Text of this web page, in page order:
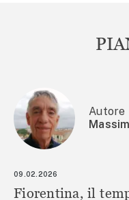
Autore
09.02.2026
Fiorentina, il